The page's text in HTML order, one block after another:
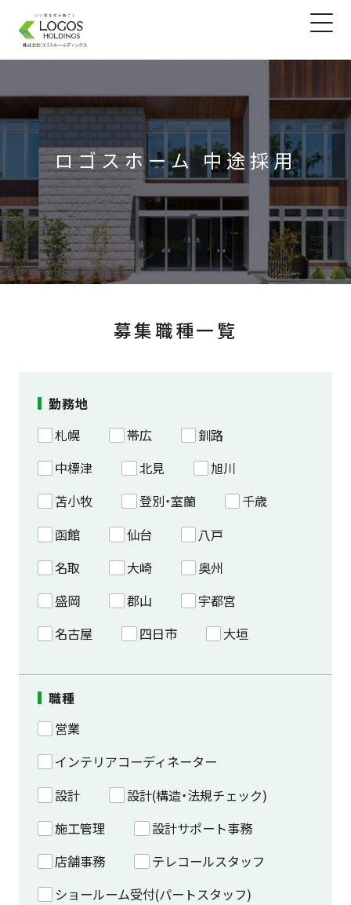
ロゴスホーム 中途採用
募集職種一覧
勤務地
札幌
帯広
釧路
中標津
北見
旭川
苫小牧
登別・室蘭
千歳
函館
仙台
八戸
名取
大崎
奥州
盛岡
郡山
宇都宮
名古屋
四日市 大垣
職種
営業
インテリアコーディネーター
設計
設計(構造・法規チェック)
施工管理
設計サポート事務
店舗事務
テレコールスタッフ
ショールーム受付(パートスタッフ)